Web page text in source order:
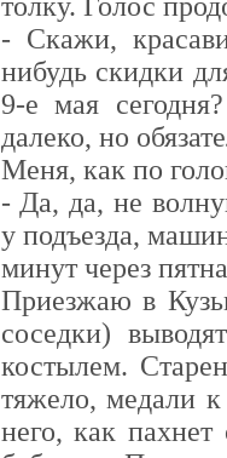
- Скажи,
нибудь скидки
9-е мая
далеко, но
Меня, как по
- Да, да, не
у подъезда,
минут через
Приезжаю в
соседки)
костылем.
тяжело, медали
него, как